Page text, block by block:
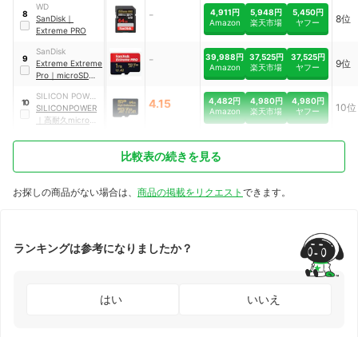
8
WD
SanDisk ｜
Extreme PRO
-
4,911円
Amazon
5,948円
楽天市場
5,450円
ヤフー
8位
9
SanDisk
Extreme Extreme
Pro ｜ microSDXC
-
39,988円
Amazon
37,525円
楽天市場
37,525円
ヤフー
9位
10
SILICON POWER
COMPUTER &
COMMUNICATIO
SILICONPOWER
高耐久microSD
SP064GBSTXDV3
4.15
4,482円
Amazon
4,980円
楽天市場
4,980円
ヤフー
10位
比較表の続きを見る
お探しの商品がない場合は、 商品の掲載をリクエスト できます。
ランキングは参考になりましたか？
はい いいえ